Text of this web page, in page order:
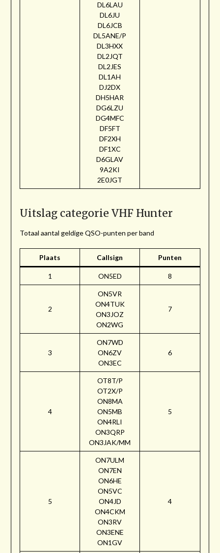
DL6LAU
DL6JU
DL6JCB
DL5ANE/P
DL3HXX
DL2JQT
DL2JES
DL1AH
DJ2DX
DH5HAR
DG6LZU
DG4MFC
DF5FT
DF2XH
DF1XC
D6GLAV
9A2KI
2E0JGT
Uitslag categorie VHF Hunter
Totaal aantal geldige QSO-punten per band
Plaats Callsign Punten
1 ON5ED 8
2
ON5VR
ON4TUK
ON3JOZ
ON2WG
7
3
ON7WD
ON6ZV
ON3EC
6
4
OT8T/P
OT2X/P
ON8MA
ON5MB
ON4RLI
ON3QRP
ON3JAK/MM
5
5
ON7ULM
ON7EN
ON6HE
ON5VC
ON4JD
ON4CKM
ON3RV
ON3ENE
ON1GV
4